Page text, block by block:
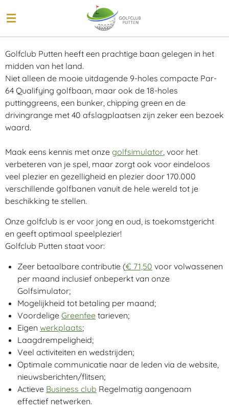
direct
naar
hoofdinhoud
Golfclub Putten heeft een prachtige baan gelegen in het
midden van het land.
Niet alleen de mooie uitdagende 9-holes compacte Par-
64 Qualifying golfbaan, maar ook de 18-holes
puttinggreens, een bunker, chipping green en de
drivingrange met 40 afslagplaatsen zijn zeker een bezoek
waard.
Maak eens kennis met onze golfsimulator, voor het
verbeteren van je spel, maar zorgt ook voor eindeloos
veel plezier en gezelligheid en plezier door 170.000
verschillende golfbanen vanuit de hele wereld tot je
beschikking te stellen.
Onze golfclub is er voor jong en oud, is toekomstgericht
en geeft optimaal speelplezier!
Golfclub Putten staat voor:
Zeer betaalbare contributie (€ 71,50 voor volwassenen
per maand inclusief onbeperkt van onze
Golfsimulator;
Mogelijkheid tot betaling per maand;
Voordelige Greenfee tarieven;
Eigen werkplaats;
Laagdrempeligheid;
Veel activiteiten en wedstrijden;
Optimale communicatie naar de leden via de website,
nieuwsberichten/flitsen;
Actieve Business club Regelmatig aangenaam
effectief netwerken.